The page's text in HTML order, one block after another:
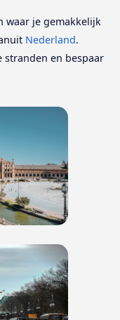
waar je gemakkelijk
Nederland.
stranden en bespaar